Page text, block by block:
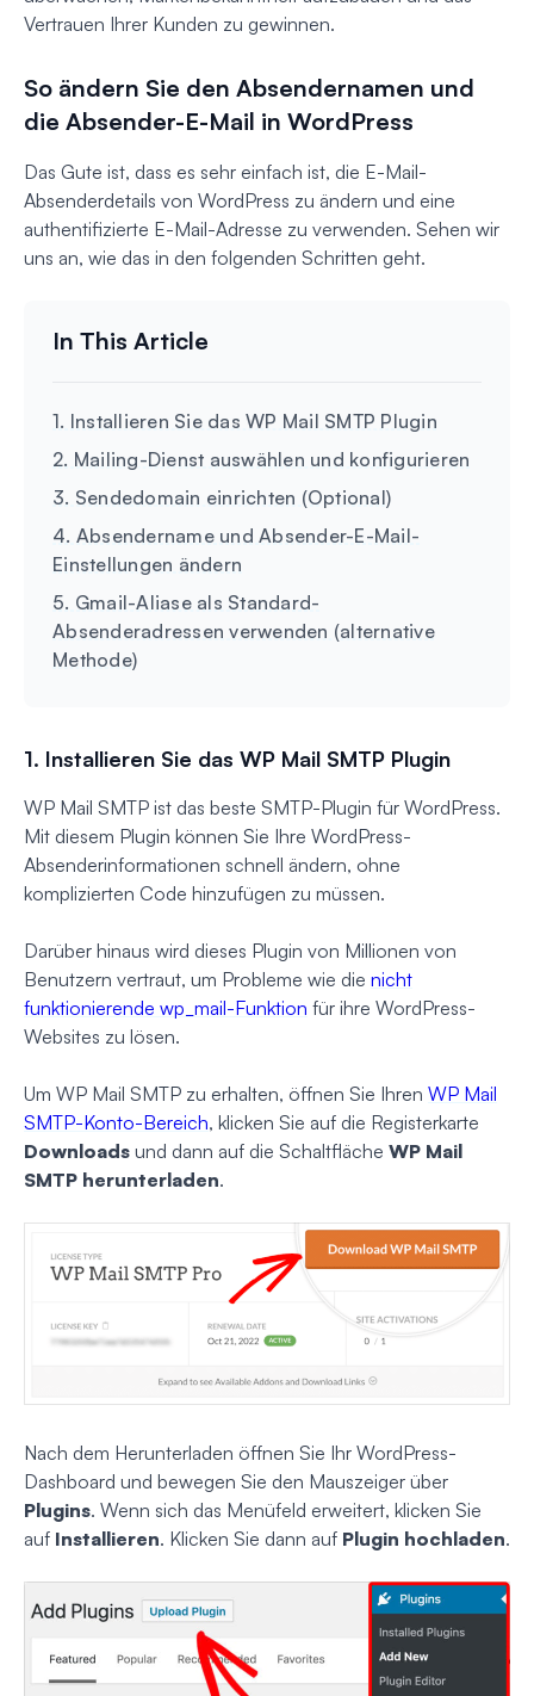
Vertrauen Ihrer Kunden zu gewinnen.
So ändern Sie den Absendernamen und
die Absender-E-Mail in WordPress
Das Gute ist, dass es sehr einfach ist, die E-Mail-
Absenderdetails von WordPress zu ändern und eine
authentifizierte E-Mail-Adresse zu verwenden. Sehen wir
uns an, wie das in den folgenden Schritten geht.
1. Installieren Sie das WP Mail SMTP Plugin
2. Mailing-Dienst auswählen und konfigurieren
3. Sendedomain einrichten (Optional)
4. Absendername und Absender-E-Mail-
Einstellungen ändern
5. Gmail-Aliase als Standard-
Absenderadressen verwenden (alternative
Methode)
1. Installieren Sie das WP Mail SMTP Plugin
WP Mail SMTP ist das beste SMTP-Plugin für WordPress.
Mit diesem Plugin können Sie Ihre WordPress-
Absenderinformationen schnell ändern, ohne
komplizierten Code hinzufügen zu müssen.
Darüber hinaus wird dieses Plugin von Millionen von
Benutzern vertraut, um Probleme wie die nicht
funktionierende wp_mail-Funktion für ihre WordPress-
Websites zu lösen.
Um WP Mail SMTP zu erhalten, öffnen Sie Ihren WP Mail
SMTP-Konto-Bereich, klicken Sie auf die Registerkarte
Downloads und dann auf die Schaltfläche WP Mail
SMTP herunterladen.
Nach dem Herunterladen öffnen Sie Ihr WordPress-
Dashboard und bewegen Sie den Mauszeiger über
Plugins. Wenn sich das Menüfeld erweitert, klicken Sie
auf Installieren. Klicken Sie dann auf Plugin hochladen.